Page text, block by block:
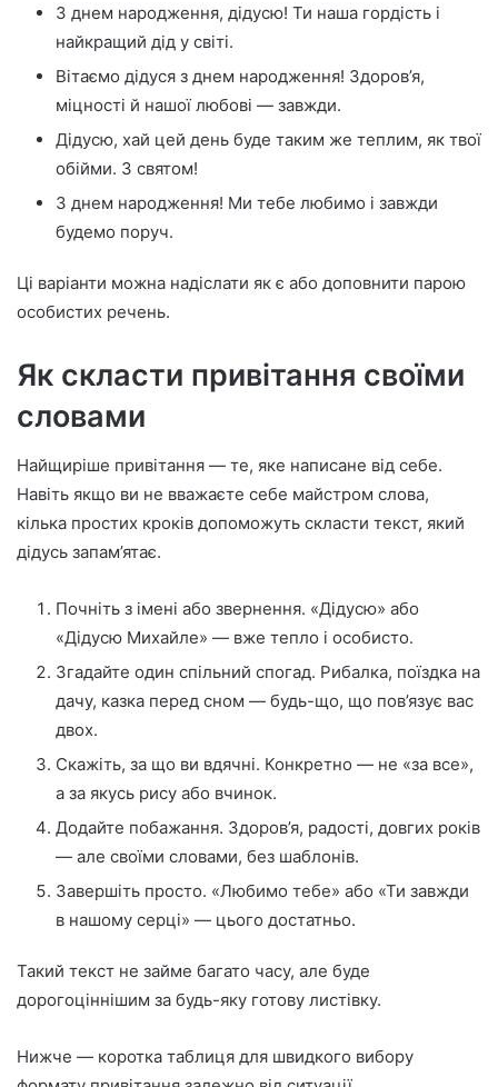
З днем народження, дідусю! Ти наша гордість і
найкращий дід у світі.
Вітаємо дідуся з днем народження! Здоров’я,
міцності й нашої любові — завжди.
Дідусю, хай цей день буде таким же теплим, як твої
обійми. З святом!
З днем народження! Ми тебе любимо і завжди
будемо поруч.
Ці варіанти можна надіслати як є або доповнити парою
особистих речень.
Як скласти привітання своїми
словами
Найщиріше привітання — те, яке написане від себе.
Навіть якщо ви не вважаєте себе майстром слова,
кілька простих кроків допоможуть скласти текст, який
дідусь запам’ятає.
Почніть з імені або звернення. «Дідусю» або
«Дідусю Михайле» — вже тепло і особисто.
Згадайте один спільний спогад. Рибалка, поїздка на
дачу, казка перед сном — будь-що, що пов’язує вас
двох.
Скажіть, за що ви вдячні. Конкретно — не «за все»,
а за якусь рису або вчинок.
Додайте побажання. Здоров’я, радості, довгих років
— але своїми словами, без шаблонів.
Завершіть просто. «Любимо тебе» або «Ти завжди
в нашому серці» — цього достатньо.
Такий текст не займе багато часу, але буде
дорогоціннішим за будь-яку готову листівку.
Нижче — коротка таблиця для швидкого вибору